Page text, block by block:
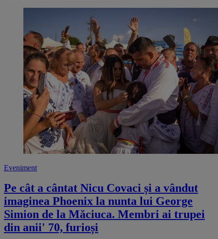
Eveniment
Pe cât a cântat Nicu Covaci și a vândut
imaginea Phoenix la nunta lui George
Simion de la Măciuca. Membri ai trupei
din anii' 70, furioși